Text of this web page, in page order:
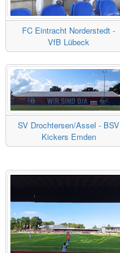
FC Eintracht Norderstedt -
VfB Lübeck
SV Drochtersen/Assel - BSV
Kickers Emden